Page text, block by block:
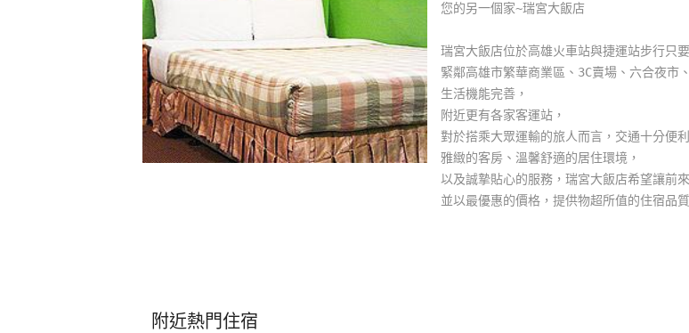
您的另一個家~瑞宮大飯店
瑞宮大飯店位於高雄火車站與捷運站步行只
緊鄰高雄市繁華商業區、3C賣場、六合夜市
生活機能完善，
附近更有各家客運站，
對於搭乘大眾運輸的旅人而言，交通十分便利
雅緻的客房、溫馨舒適的居住環境，
以及誠摯貼心的服務，瑞宮大飯店希望讓前
並以最優惠的價格，提供物超所值的住宿品質
附近熱門住宿